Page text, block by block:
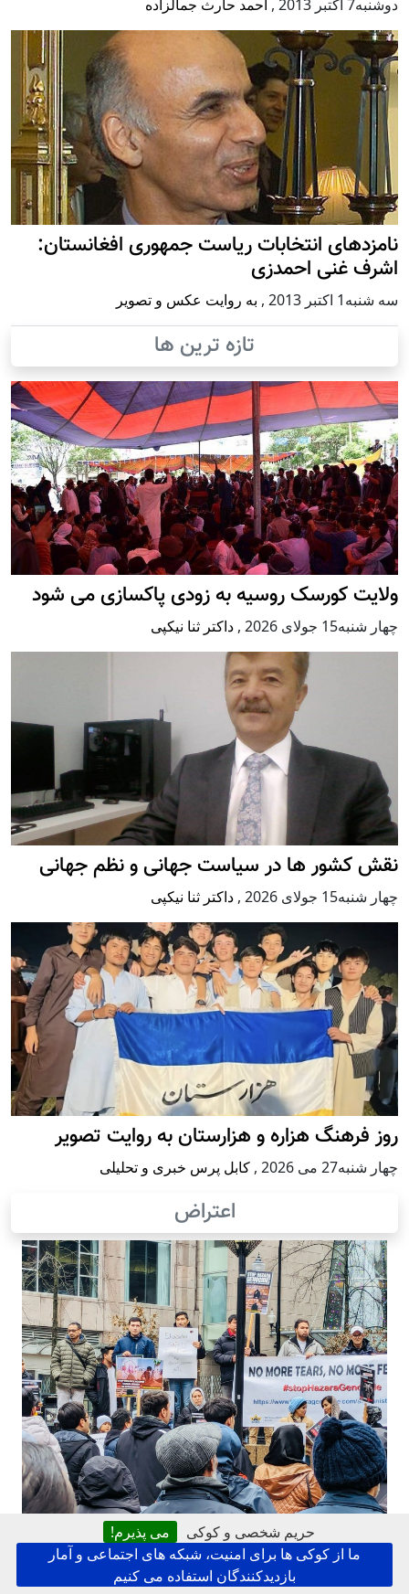
حریم شخصی و کوکی
می پذیرم!
ما از کوکی ها برای امنیت، شبکه های اجتماعی و آمار
بازدیدکنندگان استفاده می کنیم
دوشنبه7 اكتبر 2013 , احمد حارث جمالزاده
نامزدهای انتخابات ریاست جمهوری افغانستان:
اشرف غنی احمدزی
سه شنبه1 اكتبر 2013 , به روایت عکس و تصویر
تازه ترین ها
ولایت کورسک روسیه به زودی پاکسازی می شود
چهار شنبه15 جولای 2026 , داکتر ثنا نیکپی
نقش کشور ها در سیاست جهانی و نظم جهانی
چهار شنبه15 جولای 2026 , داکتر ثنا نیکپی
روز فرهنگ هزاره و هزارستان به روایت تصویر
چهار شنبه27 می 2026 , کابل پرس خبری و تحلیلی
اعتراض